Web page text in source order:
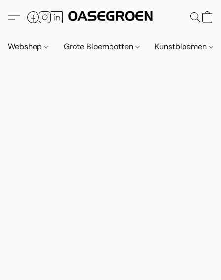
Webshop Grote Bloempotten Kunstbloemen